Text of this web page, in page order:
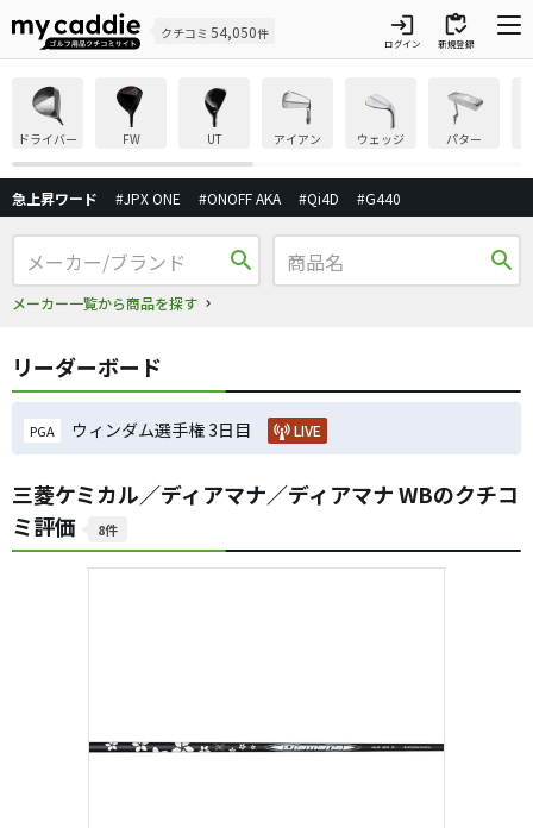
クチコミ 54,050件 login
ログイン
inventory
新規登録
ドライバー FW UT アイアン ウェッジ パター
急上昇ワード #JPX ONE #ONOFF AKA #Qi4D #G440
search
メーカー一覧から商品を探す
search
リーダーボード
PGA ウィンダム選手権 3日目 LIVE
三菱ケミカル／ディアマナ／ディアマナ WBのクチコ
ミ評価
8件